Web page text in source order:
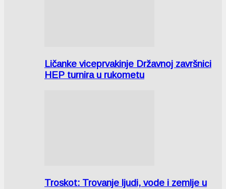
Ličanke viceprvakinje Državnoj završnici
HEP turnira u rukometu
Troskot: Trovanje ljudi, vode i zemlje u